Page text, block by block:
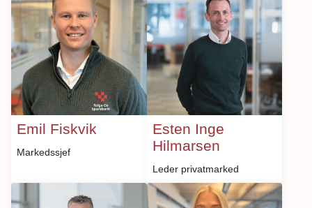
Emil Fiskvik
Markedssjef
Esten Inge
Hilmarsen
Leder privatmarked